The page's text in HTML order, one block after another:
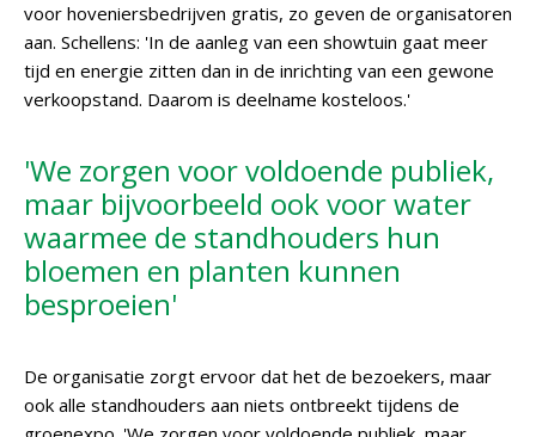
voor hoveniersbedrijven gratis, zo geven de organisatoren
aan. Schellens: 'In de aanleg van een showtuin gaat meer
tijd en energie zitten dan in de inrichting van een gewone
verkoopstand. Daarom is deelname kosteloos.'
'We zorgen voor voldoende publiek,
maar bijvoorbeeld ook voor water
waarmee de standhouders hun
bloemen en planten kunnen
besproeien'
De organisatie zorgt ervoor dat het de bezoekers, maar
ook alle standhouders aan niets ontbreekt tijdens de